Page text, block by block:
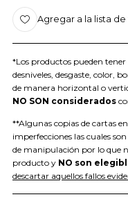
Agregar a la lista
*Los productos pueden tener
desniveles, desgaste, color,
de manera horizontal o
NO SON considerados
**Algunas copias de cartas en
imperfecciones las cuales
de manipulación por lo que
producto y NO son
descartar aquellos fallos